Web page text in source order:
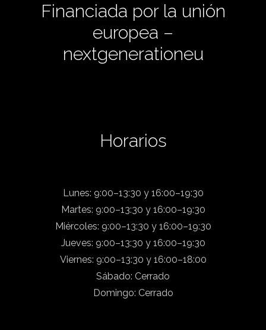
Financiada por la unión
europea –
nextgenerationeu
Horarios
Lunes: 9:00–13:30 y 16:00–19:30
Martes: 9:00–13:30 y 16:00–19:30
Miércoles: 9:00–13:30 y 16:00–19:30
Jueves: 9:00–13:30 y 16:00–19:30
Viernes: 9:00–13:30 y 16:00–18:00
Sábado: Cerrado
Domingo: Cerrado